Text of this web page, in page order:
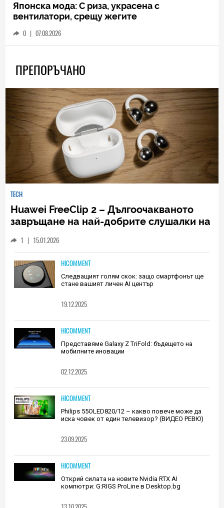
Японска мода: С риза, украсена с
вентилатори, срещу жегите
0 | 07.08.2026
ПРЕПОРЪЧАНО
TECH
Huawei FreeClip 2 – Дългоочакваното
завръщане на най-добрите слушалки на
1 | 15.01.2026
HICOMMENT
Следващият голям скок: защо смартфонът ще
стане вашият личен AI център
19.12.2025
HICOMMENT
Представяме Galaxy Z TriFold: бъдещето на
мобилните иновации
02.12.2025
HICOMMENT
Philips 55OLED820/12 – какво повече може да
иска човек от един телевизор? (ВИДЕО РЕВЮ)
23.09.2025
HICOMMENT
Открий силата на новите Nvidia RTX AI
компютри: G:RIGS ProLine в Desktop.bg